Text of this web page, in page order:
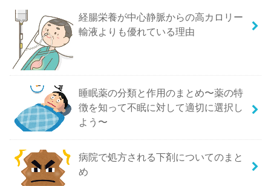
経腸栄養が中心静脈からの高カロリー
輸液よりも優れている理由
睡眠薬の分類と作用のまとめ〜薬の特
徴を知って不眠に対して適切に選択し
よう〜
病院で処方される下剤についてのまと
め